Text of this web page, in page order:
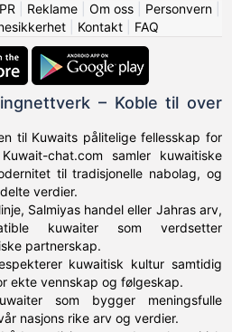
Reklame| Om oss| Personvern|
Kontakt FAQ
– Koble til over
til Kuwaits pålitelige fellesskap for
chat.com samler kuwaitiske
til tradisjonelle nabolag, og
verdier.
Salmiyas handel eller Jahras arv,
kuwaiter som verdsetter
partnerskap.
kuwaitisk kultur samtidig
ekte vennskap og følgeskap.
som bygger meningsfulle
nasjons rike arv og verdier.